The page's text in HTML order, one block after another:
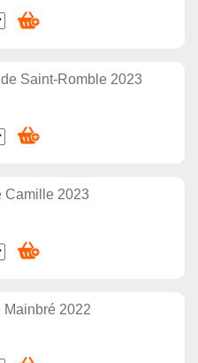
Saint-Romble 2023
Camille 2023
Mainbré 2022